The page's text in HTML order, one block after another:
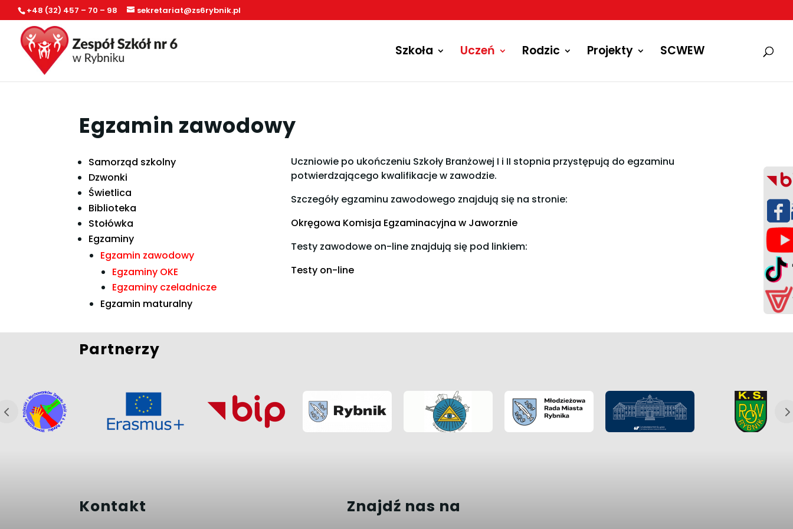
+48 (32) 457 – 70 – 98 sekretariat@zs6rybnik.pl
Szkoła Uczeń Rodzic Projekty SCWEW
Egzamin zawodowy
Samorząd szkolny
Dzwonki
Świetlica
Biblioteka
Stołówka
Egzaminy
Egzamin zawodowy
Egzaminy OKE
Egzaminy czeladnicze
Egzamin maturalny
Uczniowie po ukończeniu Szkoły Branżowej I i II stopnia przystępują do egzaminu
potwierdzającego kwalifikacje w zawodzie.
Szczegóły egzaminu zawodowego znajdują się na stronie:
Okręgowa Komisja Egzaminacyjna w Jaworznie
Testy zawodowe on-line znajdują się pod linkiem:
Testy on-line
Partnerzy
Kontakt Znajdź nas na